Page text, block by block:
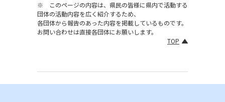
※ このページの内容は、県民の皆様に県内で活動する
団体の活動内容を広く紹介するため、
各団体から報告のあった内容を掲載しているものです。
お問い合わせは直接各団体にお願いします。
TOP